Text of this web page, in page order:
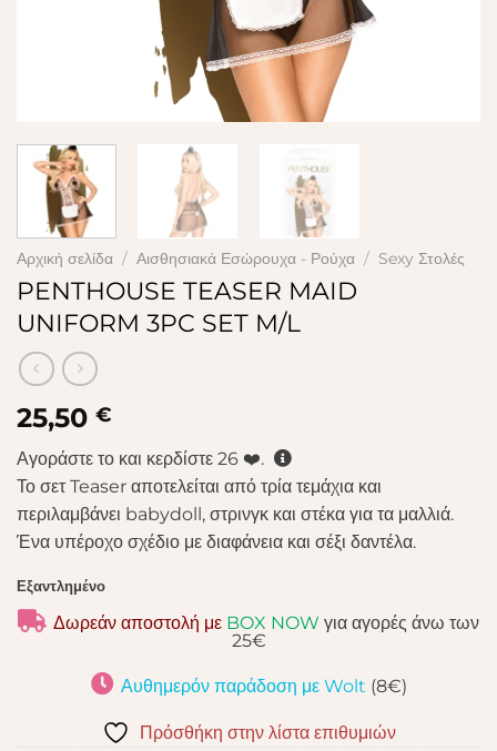
Αρχική σελίδα / Αισθησιακά Εσώρουχα - Ρούχα / Sexy Στολές
PENTHOUSE TEASER MAID
UNIFORM 3PC SET M/L
25,50 €
Αγοράστε το και κερδίστε 26 ❤️.
Το σετ Teaser αποτελείται από τρία τεμάχια και
περιλαμβάνει babydoll, στρινγκ και στέκα για τα μαλλιά.
Ένα υπέροχο σχέδιο με διαφάνεια και σέξι δαντέλα.
Εξαντλημένο
Δωρεάν αποστολή με BOX NOW για αγορές άνω των
25€
Αυθημερόν παράδοση με Wolt (8€)
Πρόσθήκη στην λίστα επιθυμιών